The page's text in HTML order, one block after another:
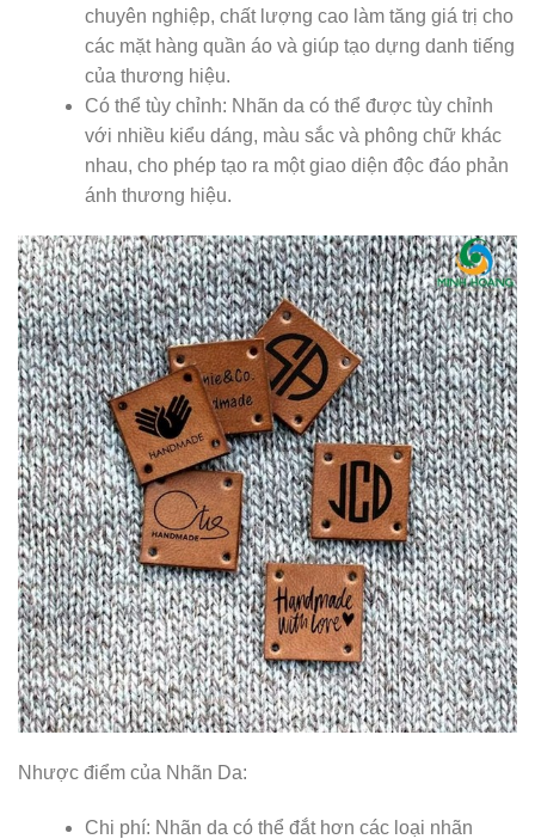
chuyên nghiệp, chất lượng cao làm tăng giá trị cho
các mặt hàng quần áo và giúp tạo dựng danh tiếng
của thương hiệu.
Có thể tùy chỉnh: Nhãn da có thể được tùy chỉnh
với nhiều kiểu dáng, màu sắc và phông chữ khác
nhau, cho phép tạo ra một giao diện độc đáo phản
ánh thương hiệu.
Nhược điểm của Nhãn Da:
Chi phí: Nhãn da có thể đắt hơn các loại nhãn